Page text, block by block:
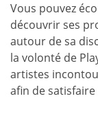
Vous pouvez
découvrir ses
autour de sa
la volonté de
artistes
afin de